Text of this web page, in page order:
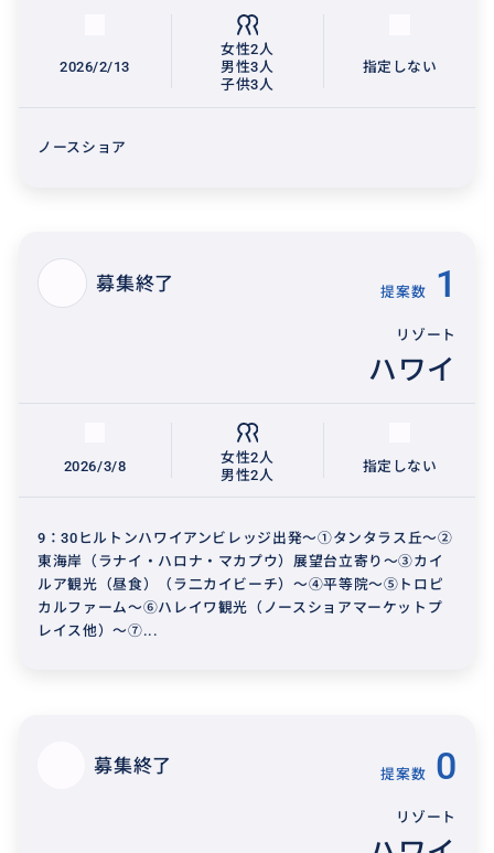
2026/2/13
女性2人
男性3人
子供3人
指定しない
ノースショア
募集終了 提案数 1
リゾート
ハワイ
2026/3/8
女性2人
男性2人
指定しない
9：30ヒルトンハワイアンビレッジ出発～①タンタラス丘～②
東海岸（ラナイ・ハロナ・マカプウ）展望台立寄り～③カイ
ルア観光（昼食）（ラ二カイビーチ）～④平等院～⑤トロピ
カルファーム～⑥ハレイワ観光（ノースショアマーケットプ
レイス他）～⑦...
募集終了 提案数 0
リゾート